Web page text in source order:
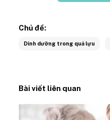
Chủ đề:
Dinh dưỡng trong quả lựu
Bài viết liên quan